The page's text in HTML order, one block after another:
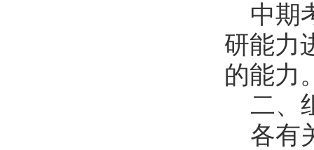
中期
研能力
的能力
二、
各有